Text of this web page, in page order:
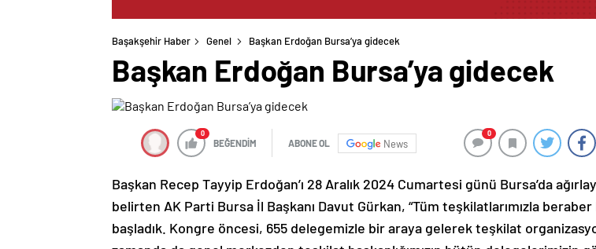
Başakşehir Haber Genel Başkan Erdoğan Bursa’ya gidecek
Başkan Erdoğan Bursa’ya gidecek
0
BEĞENDİM ABONE OL News
0
Başkan Recep Tayyip Erdoğan’ı 28 Aralık 2024 Cumartesi günü Bursa’da
belirten AK Parti Bursa İl Başkanı Davut Gürkan, “Tüm teşkilatlarımızla beraber
başladık. Kongre öncesi, 655 delegemizle bir araya gelerek teşkilat